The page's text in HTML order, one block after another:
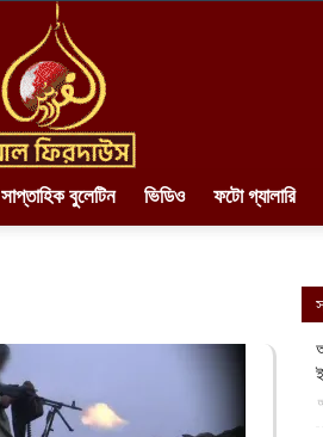
||
সাপ্তাহিক বুলেটিন ভিডিও ফটো গ্যালারি